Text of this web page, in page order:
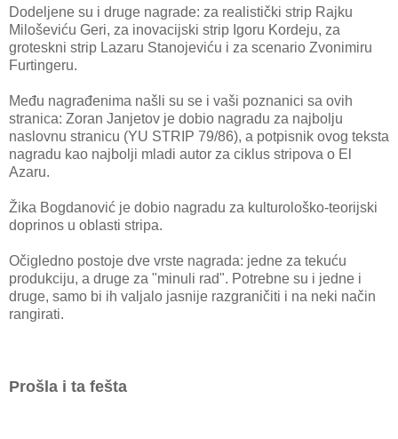
Dodeljene su i druge nagrade: za realistički strip Rajku
Miloševiću Geri, za inovacijski strip Igoru Kordeju, za
groteskni strip Lazaru Stanojeviću i za scenario Zvonimiru
Furtingeru.
Među nagrađenima našli su se i vaši poznanici sa ovih
stranica: Zoran Janjetov je dobio nagradu za najbolju
naslovnu stranicu (YU STRIP 79/86), a potpisnik ovog teksta
nagradu kao najbolji mladi autor za ciklus stripova o El
Azaru.
Žika Bogdanović je dobio nagradu za kulturološko-teorijski
doprinos u oblasti stripa.
Očigledno postoje dve vrste nagrada: jedne za tekuću
produkciju, a druge za "minuli rad". Potrebne su i jedne i
druge, samo bi ih valjalo jasnije razgraničiti i na neki način
rangirati.
Prošla i ta fešta